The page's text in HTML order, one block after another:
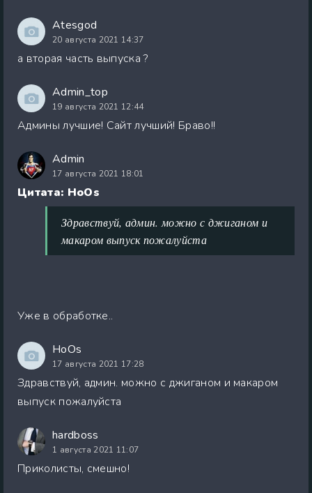
Atesgod
20 августа 2021 14:37
а вторая часть выпуска ?
Admin_top
19 августа 2021 12:44
Админы лучшие! Сайт лучший! Браво!!
Admin
17 августа 2021 18:01
Цитата: HoOs
Здравствуй, админ. можно с джиганом и
макаром выпуск пожалуйста
Уже в обработке..
HoOs
17 августа 2021 17:28
Здравствуй, админ. можно с джиганом и макаром
выпуск пожалуйста
hardboss
1 августа 2021 11:07
Приколисты, смешно!